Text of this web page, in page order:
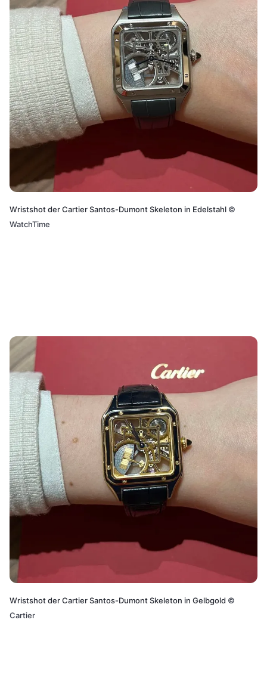
Wristshot der Cartier Santos-Dumont Skeleton in Edelstahl ©
WatchTime
Wristshot der Cartier Santos-Dumont Skeleton in Gelbgold ©
Cartier